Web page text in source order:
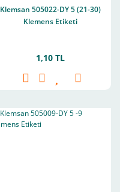
Klemsan 505022-DY 5 (21-30)
Klemens Etiketi
1,10 TL